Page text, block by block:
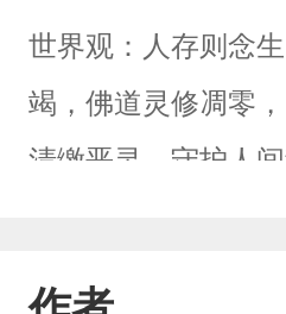
世界观：人存则念
竭，佛道灵修凋零
清缴恶灵，守护人